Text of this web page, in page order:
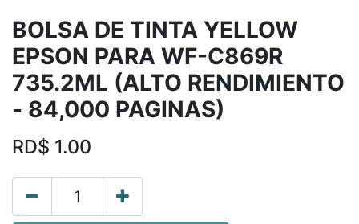
BOLSA DE TINTA YELLOW
EPSON PARA WF-C869R
735.2ML (ALTO RENDIMIENTO
- 84,000 PAGINAS)
RD$ 1.00